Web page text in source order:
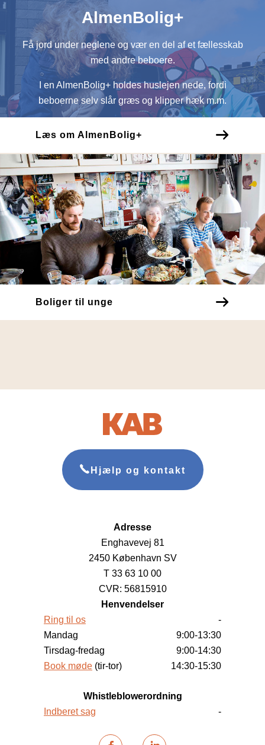
AlmenBolig+
Få jord under neglene og vær en del af et fællesskab
med andre beboere.
I en AlmenBolig+ holdes huslejen nede, fordi
beboerne selv slår græs og klipper hæk m.m.
Læs om AlmenBolig+
Boliger til unge
Hjælp og kontakt
Adresse
Enghavevej 81
2450 København SV
T 33 63 10 00
CVR: 56815910
Henvendelser
Ring til os
-
Mandag
9:00-13:30
Tirsdag-fredag
9:00-14:30
Book møde (tir-tor) 14:30-15:30
Whistleblowerordning
Indberet sag
-